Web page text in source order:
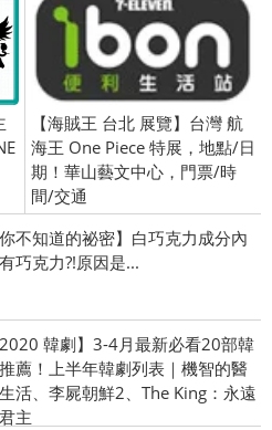
【海賊王 台北 展覽】台灣 航
海王 One Piece 特展，地點/日
期！華山藝文中心，門票/時
間/交通
你不知道的祕密】白巧克力成分內
巧克力?!原因是...
2020 韓劇】3-4月最新必看20部韓
薦！上半年韓劇列表｜機智的醫
活、李屍朝鮮2、The King：永遠
主